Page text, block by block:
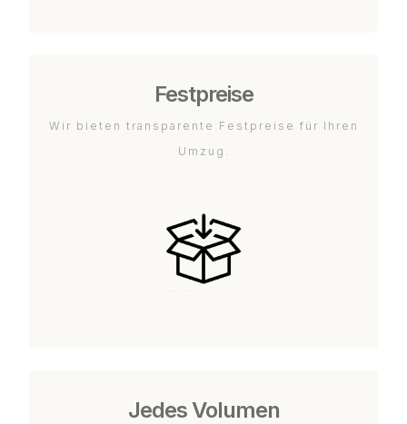
Festpreise
Wir bieten transparente Festpreise für Ihren
Umzug.
Jedes Volumen